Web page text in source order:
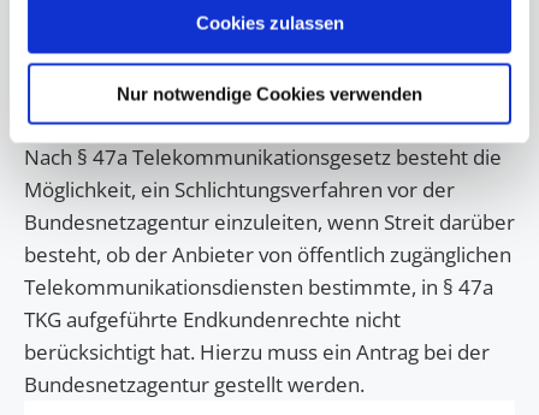
Wenn Sie es erlauben, würden wir auch gerne:
Informationen über Ihre geografische Lage erfassen,
Ihr Gerät durch aktives Scannen nach bestimmten
Merkmalen (Fingerprinting) identifizieren
Erfahren Sie mehr darüber, wie Ihre persönlichen Daten
verarbeitet werden, und legen Sie Ihre Präferenzen im
Abschnitt Einzelheitenfest.
Wir verwenden Cookies, um Inhalte und Anzeigen zu
personalisieren, Funktionen für soziale Medien anbieten
zu können und die Zugriffe auf unsere Website zu
analysieren. Außerdem geben wir Informationen zu Ihrer
Verwendung unserer Website an unsere Partner für
Cookies zulassen
Nur notwendige Cookies verwenden
Schlichtungsstelle für
Telekommunikation
Nach § 47a Telekommunikationsgesetz besteht die
Möglichkeit, ein Schlichtungsverfahren vor der
Bundesnetzagentur einzuleiten, wenn Streit darüber
besteht, ob der Anbieter von öffentlich zugänglichen
Telekommunikationsdiensten bestimmte, in § 47a
TKG aufgeführte Endkundenrechte nicht
berücksichtigt hat. Hierzu muss ein Antrag bei der
Bundesnetzagentur gestellt werden.